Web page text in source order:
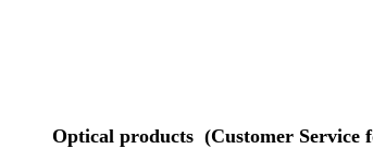
(Customer Service for